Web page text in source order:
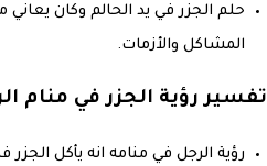
حلم الجزر في يد الحالم وكان
المشاكل والأزمات.
تفسير رؤية الجزر في منام
رؤية الرجل في منامه انه يأكل